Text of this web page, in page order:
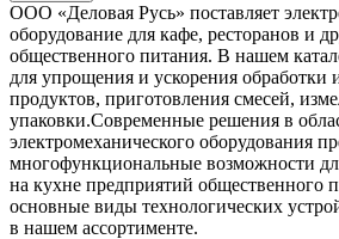
ООО «Деловая Русь» поставляет
оборудование для кафе, ресторанов и
общественного питания. В нашем
для упрощения и ускорения обработки
продуктов, приготовления смесей,
упаковки.Современные решения в
электромеханического оборудования
многофункциональные возможности
на кухне предприятий общественного
основные виды технологических
в нашем ассортименте.